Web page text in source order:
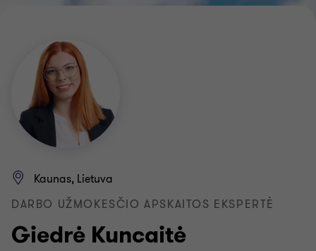
Giedrė Kuncaitė
Kaunas, Lietuva
DARBO UŽMOKESČIO APSKAITOS EKSPERTĖ